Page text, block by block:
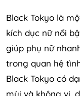
Black Tokyo là
kích dục nữ nổi
giúp phụ nữ
trong quan hệ
Black Tokyo có
mùi và không vị,